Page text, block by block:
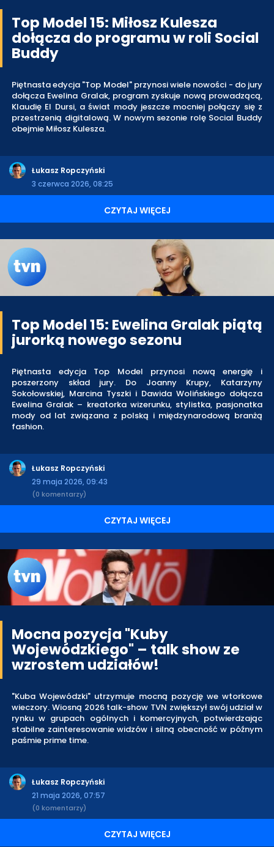
Top Model 15: Miłosz Kulesza
dołącza do programu w roli Social
Buddy
Piętnasta edycja "Top Model" przynosi wiele nowości - do jury
dołącza Ewelina Gralak, program zyskuje nową prowadzącą,
Klaudię El Dursi, a świat mody jeszcze mocniej połączy się z
przestrzenią digitalową. W nowym sezonie rolę Social Buddy
obejmie Miłosz Kulesza.
Łukasz Ropczyński
3 czerwca 2026, 08:25
CZYTAJ WIĘCEJ
Top Model 15: Ewelina Gralak piątą
jurorką nowego sezonu
Piętnasta edycja Top Model przynosi nową energię i
poszerzony skład jury. Do Joanny Krupy, Katarzyny
Sokołowskiej, Marcina Tyszki i Dawida Wolińskiego dołącza
Ewelina Gralak – kreatorka wizerunku, stylistka, pasjonatka
mody od lat związana z polską i międzynarodową branżą
fashion.
Łukasz Ropczyński
29 maja 2026, 09:43
(0 komentarzy)
CZYTAJ WIĘCEJ
Mocna pozycja "Kuby
Wojewódzkiego" – talk show ze
wzrostem udziałów!
"Kuba Wojewódzki" utrzymuje mocną pozycję we wtorkowe
wieczory. Wiosną 2026 talk-show TVN zwiększył swój udział w
rynku w grupach ogólnych i komercyjnych, potwierdzając
stabilne zainteresowanie widzów i silną obecność w późnym
paśmie prime time.
Łukasz Ropczyński
21 maja 2026, 07:57
(0 komentarzy)
CZYTAJ WIĘCEJ